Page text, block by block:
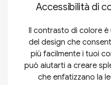
Accessibilità di
Il contrasto di colore
del design che
più facilmente i tuoi
può aiutarti a creare
che enfatizzano la